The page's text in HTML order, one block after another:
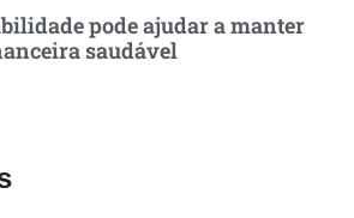
pode ajudar a manter
saudável